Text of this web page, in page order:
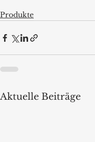
Produkte
Aktuelle Beiträge